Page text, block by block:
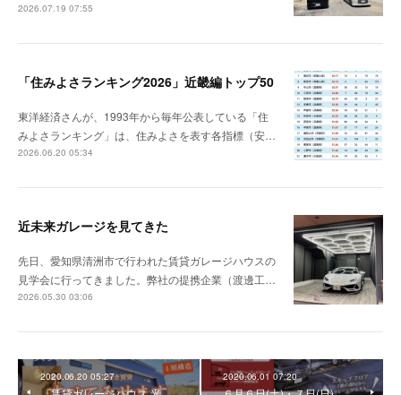
2026.07.19 07:55
「住みよさランキング2026」近畿編トップ50
東洋経済さんが、1993年から毎年公表している「住
みよさランキング」は、住みよさを表す各指標（安…
2026.06.20 05:34
近未来ガレージを見てきた
先日、愛知県清洲市で行われた賃貸ガレージハウスの
見学会に行ってきました。弊社の提携企業（渡邊工…
2026.05.30 03:06
2020.06.20 05:27 2020.06.01 07:20